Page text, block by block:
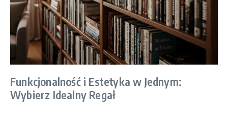
Funkcjonalność i Estetyka w Jednym:
Wybierz Idealny Regał